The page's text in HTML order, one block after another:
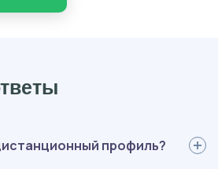
профиль?